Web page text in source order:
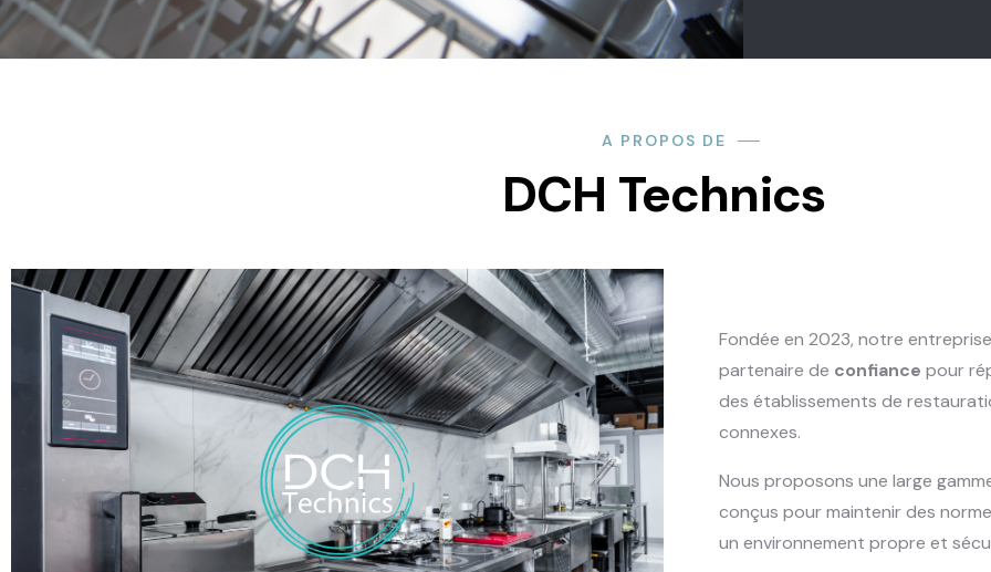
A PROPOS DE
DCH Technics
Fondée en 2023, notre
partenaire de confiance pour
des établissements de
connexes.
Nous proposons une large
conçus pour maintenir des
un environnement propre et